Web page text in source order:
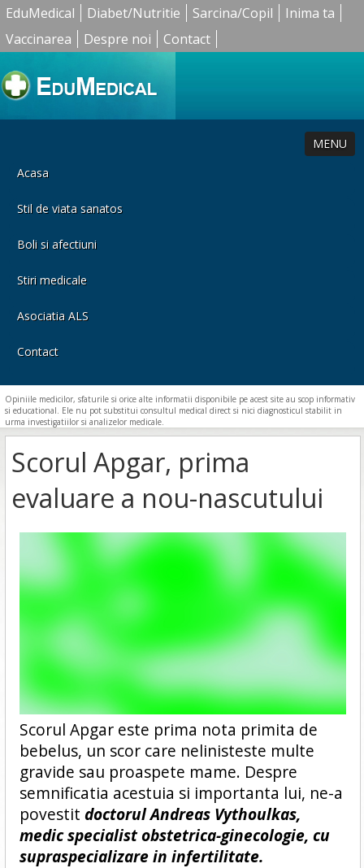
EduMedical Diabet/Nutritie Sarcina/Copil
Inima ta
Vaccinarea
Despre noi Contact
MENU
Acasa
Stil de viata sanatos
Boli si afectiuni
Stiri medicale
Asociatia ALS
Contact
Opiniile medicilor, sfaturile si orice alte informatii disponibile pe acest site au scop informativ
si educational. Ele nu pot substitui consultul medical direct si nici diagnosticul stabilit in
urma investigatiilor si analizelor medicale.
Scorul Apgar, prima
evaluare a nou-nascutului
Scorul Apgar este prima nota primita de
bebelus, un scor care nelinisteste multe
gravide sau proaspete mame. Despre
semnificatia acestuia si importanta lui, ne-a
povestit doctorul Andreas Vythoulkas,
medic specialist obstetrica-ginecologie, cu
supraspecializare in infertilitate.